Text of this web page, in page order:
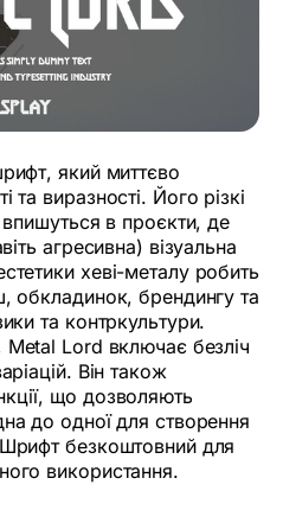
який миттєво
та виразності. Його різкі
впишуться в проєкти, де
агресивна) візуальна
хеві-металу робить
обкладинок, брендингу та
та контркультури.
Lord включає безліч
Він також
що дозволяють
до одної для створення
безкоштовний для
використання.